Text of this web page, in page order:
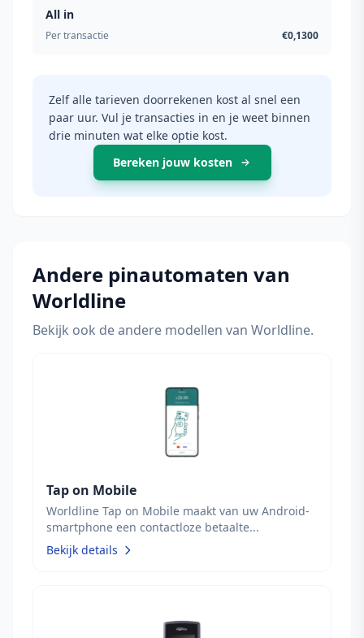
All in
Per transactie €0,1300
Zelf alle tarieven doorrekenen kost al snel een
paar uur. Vul je transacties in en je weet binnen
drie minuten wat elke optie kost.
Bereken jouw kosten
Andere pinautomaten van
Worldline
Bekijk ook de andere modellen van Worldline.
Tap on Mobile
Worldline Tap on Mobile maakt van uw Android-
smartphone een contactloze betaalte...
Bekijk details